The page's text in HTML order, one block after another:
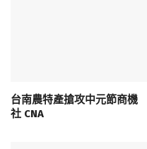
台南農特產搶攻中元節商
社 CNA